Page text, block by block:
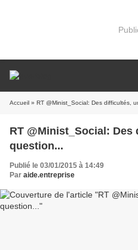
Accueil » RT @Minist_Social: Des difficultés,
RT @Minist_Social:
question...
Publié le 03/01/2015 à 14:49
Par aide.entreprise